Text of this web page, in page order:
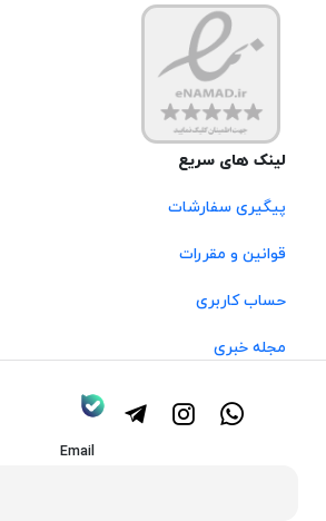
لینک های سریع
پیگیری سفارشات
قوانین و مقررات
حساب کاربری
مجله خبری
Email